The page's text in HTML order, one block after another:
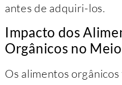
antes de adquiri-los.
Impacto dos
Orgânicos no
Os alimentos